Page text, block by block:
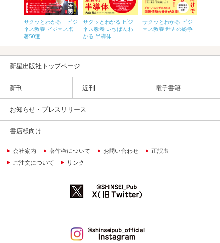
サクッとわかる ビジ
ネス教養 ビジネス名
著50選
サクッとわかる ビジ
ネス教養 いちばんわ
かる 半導体
サクッとわかる ビジ
ネス教養 世界の紛争
新星出版社トップページ
新刊 近刊 電子書籍
お知らせ・プレスリリース
書店様向け
会社案内 著作権について お問い合わせ
正誤表
ご注文について
リンク